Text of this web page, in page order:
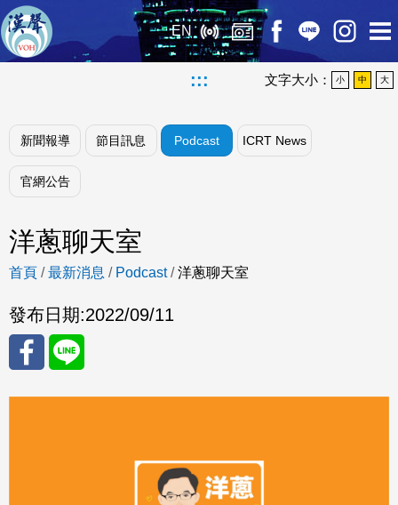
EN
::: 文字大小： 小 中 大
新聞報導 節目訊息 Podcast ICRT News
官網公告
洋蔥聊天室
首頁 /最新消息 / Podcast /洋蔥聊天室
發布日期:2022/09/11
分享 分享